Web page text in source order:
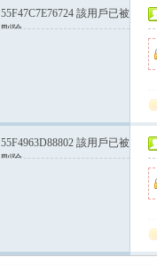
55F47C7E76724 該用戶已被
刪除
55F4963D88802 該用戶已被
刪除